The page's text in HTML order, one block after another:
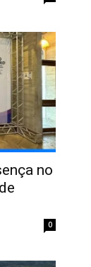
no
0